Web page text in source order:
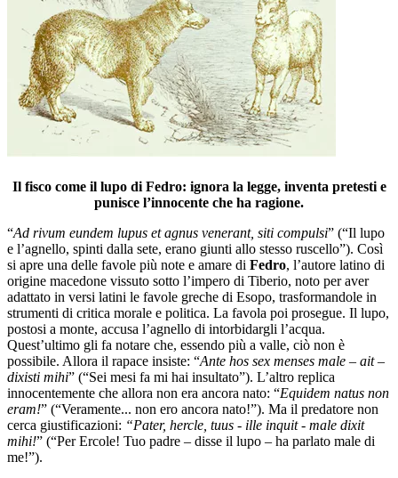
Il fisco come il lupo di Fedro: ignora la legge, inventa pretesti e
punisce l’innocente che ha ragione.
“Ad rivum eundem lupus et agnus venerant, siti compulsi” (“Il lupo
e l’agnello, spinti dalla sete, erano giunti allo stesso ruscello”). Così
si apre una delle favole più note e amare di Fedro, l’autore latino di
origine macedone vissuto sotto l’impero di Tiberio, noto per aver
adattato in versi latini le favole greche di Esopo, trasformandole in
strumenti di critica morale e politica. La favola poi prosegue. Il lupo,
postosi a monte, accusa l’agnello di intorbidargli l’acqua.
Quest’ultimo gli fa notare che, essendo più a valle, ciò non è
possibile. Allora il rapace insiste: “Ante hos sex menses male ‒ ait ‒
dixisti mihi” (“Sei mesi fa mi hai insultato”). L’altro replica
innocentemente che allora non era ancora nato: “Equidem natus non
eram!” (“Veramente... non ero ancora nato!”). Ma il predatore non
cerca giustificazioni: “Pater, hercle, tuus - ille inquit - male dixit
mihi!” (“Per Ercole! Tuo padre ‒ disse il lupo ‒ ha parlato male di
me!”).